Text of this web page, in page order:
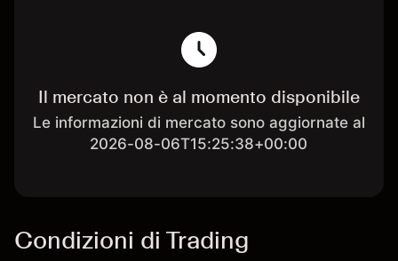
Il mercato non è al momento disponibile
Le informazioni di mercato sono aggiornate al
2026-08-06T15:25:38+00:00
Condizioni di Trading